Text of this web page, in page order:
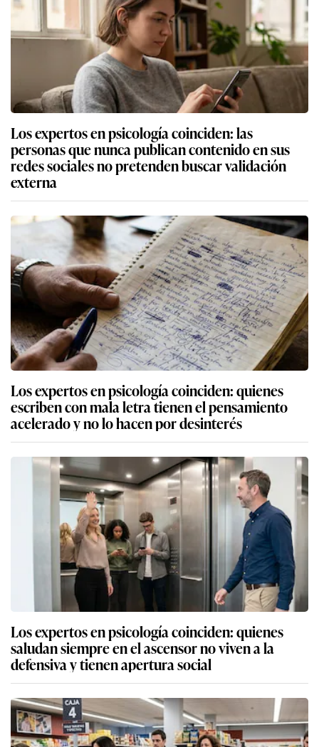
Los expertos en psicología coinciden: las
personas que nunca publican contenido en sus
redes sociales no pretenden buscar validación
externa
Los expertos en psicología coinciden: quienes
escriben con mala letra tienen el pensamiento
acelerado y no lo hacen por desinterés
Los expertos en psicología coinciden: quienes
saludan siempre en el ascensor no viven a la
defensiva y tienen apertura social